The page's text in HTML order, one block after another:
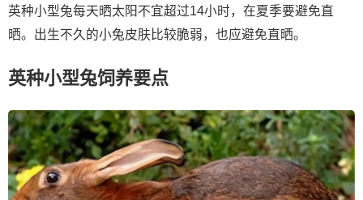
英种小型兔每天晒太阳不宜超过14小时，在夏季要避免直
晒。出生不久的小兔皮肤比较脆弱，也应避免直晒。
英种小型兔饲养要点